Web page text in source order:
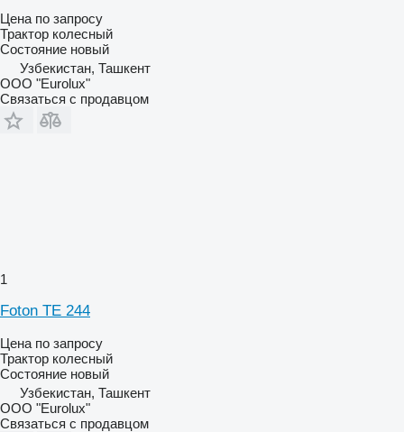
Цена по запросу
Трактор колесный
Состояние новый
Узбекистан, Ташкент
ООО "Eurolux"
Связаться с продавцом
1
Foton TE 244
Цена по запросу
Трактор колесный
Состояние новый
Узбекистан, Ташкент
ООО "Eurolux"
Связаться с продавцом